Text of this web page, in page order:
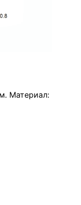
Материал: